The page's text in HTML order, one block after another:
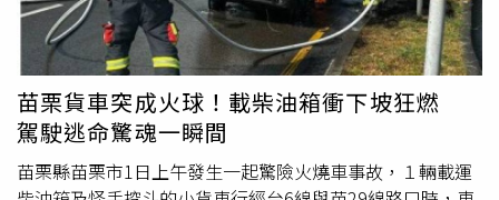
築，成功避免更大災情發生。消防局初步統計，此次火警燃
燒面積約25平方公尺，損失物品包括肥料及部分鐵皮設施，
估計財物損失約新台幣5萬元。至於起火原因，目前已由消
防局火災調查人員進一步勘查與釐清中。消防局也呼籲民
眾，一旦發現火警應立即通報119，並清楚說明火災地點、
火勢情況及是否有人員受困，切勿貿然進入火場或自行滅
火，以保障自身安全。
苗栗貨車突成火球！載柴油箱衝下坡狂燃
駕駛逃命驚魂一瞬間
苗栗縣苗栗市1日上午發生一起驚險火燒車事故，１輛載運